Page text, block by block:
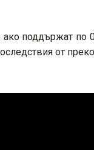
поддържат по
от